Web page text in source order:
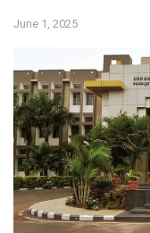
June 1, 2025